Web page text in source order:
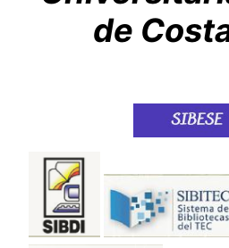
de